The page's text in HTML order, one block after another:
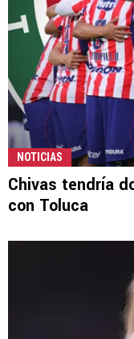
NOTICIAS
Chivas tendría
con Toluca